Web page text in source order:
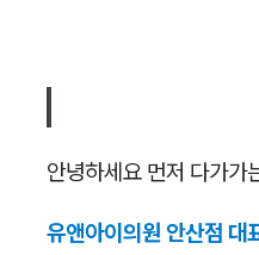
안녕하세요 먼저 다가가
유앤아이의원 안산점 대